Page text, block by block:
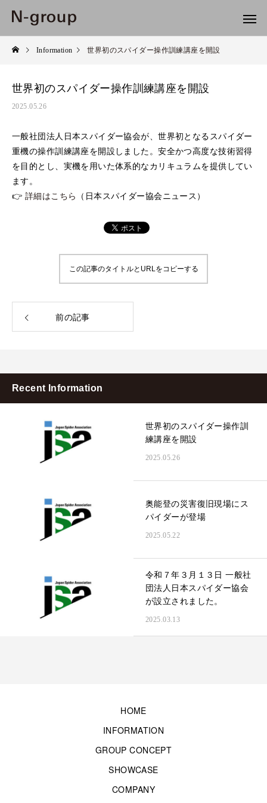
Information 世界初のスパイダー操作訓練講座を開設
世界初のスパイダー操作訓練講座を開設
2025.05.26
一般社団法人日本スパイダー協会が、世界初となるスパイダー
重機の操作訓練講座を開設しました。安全かつ高度な技術習得
を目的とし、実機を用いた体系的なカリキュラムを提供してい
ます。
👉 詳細はこちら （日本スパイダー協会ニュース）
この記事のタイトルとURLをコピーする
前の記事
Recent Information
世界初のスパイダー操作訓
練講座を開設
2025.05.26
奥能登の災害復旧現場にス
パイダーが登場
2025.05.22
令和７年３月１３日 一般社
団法人日本スパイダー協会
が設立されました。
2025.03.13
HOME
INFORMATION
GROUP CONCEPT
SHOWCASE
COMPANY